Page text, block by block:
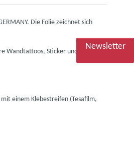
Die Folie zeichnet sich
Wandtattoos, Sticker und
einem Klebestreifen (Tesafilm,
Newsletter